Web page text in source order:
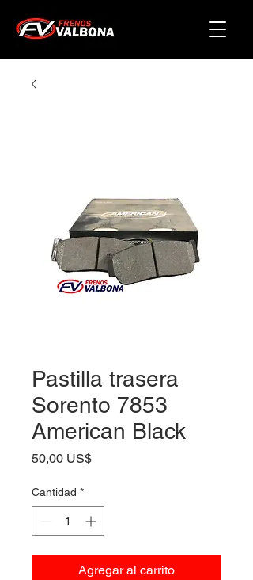
Pastilla trasera
Sorento 7853
American Black
50,00 US$Precio
Cantidad *
Agregar al carrito